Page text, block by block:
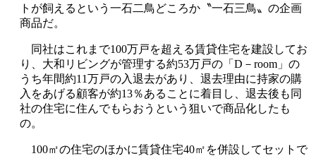
トが飼えるという一石二鳥どころか〝一石三鳥〟の企画
商品だ。
同社はこれまで100万戸を超える賃貸住宅を建設してお
り、大和リビングが管理する約53万戸の「D－room」の
うち年間約11万戸の入退去があり、退去理由に持家の購
入をあげる顧客が約13％あることに着目し、退去後も同
社の住宅に住んでもらおうという狙いで商品化したも
の。
100㎡の住宅のほかに賃貸住宅40㎡を併設してセットで